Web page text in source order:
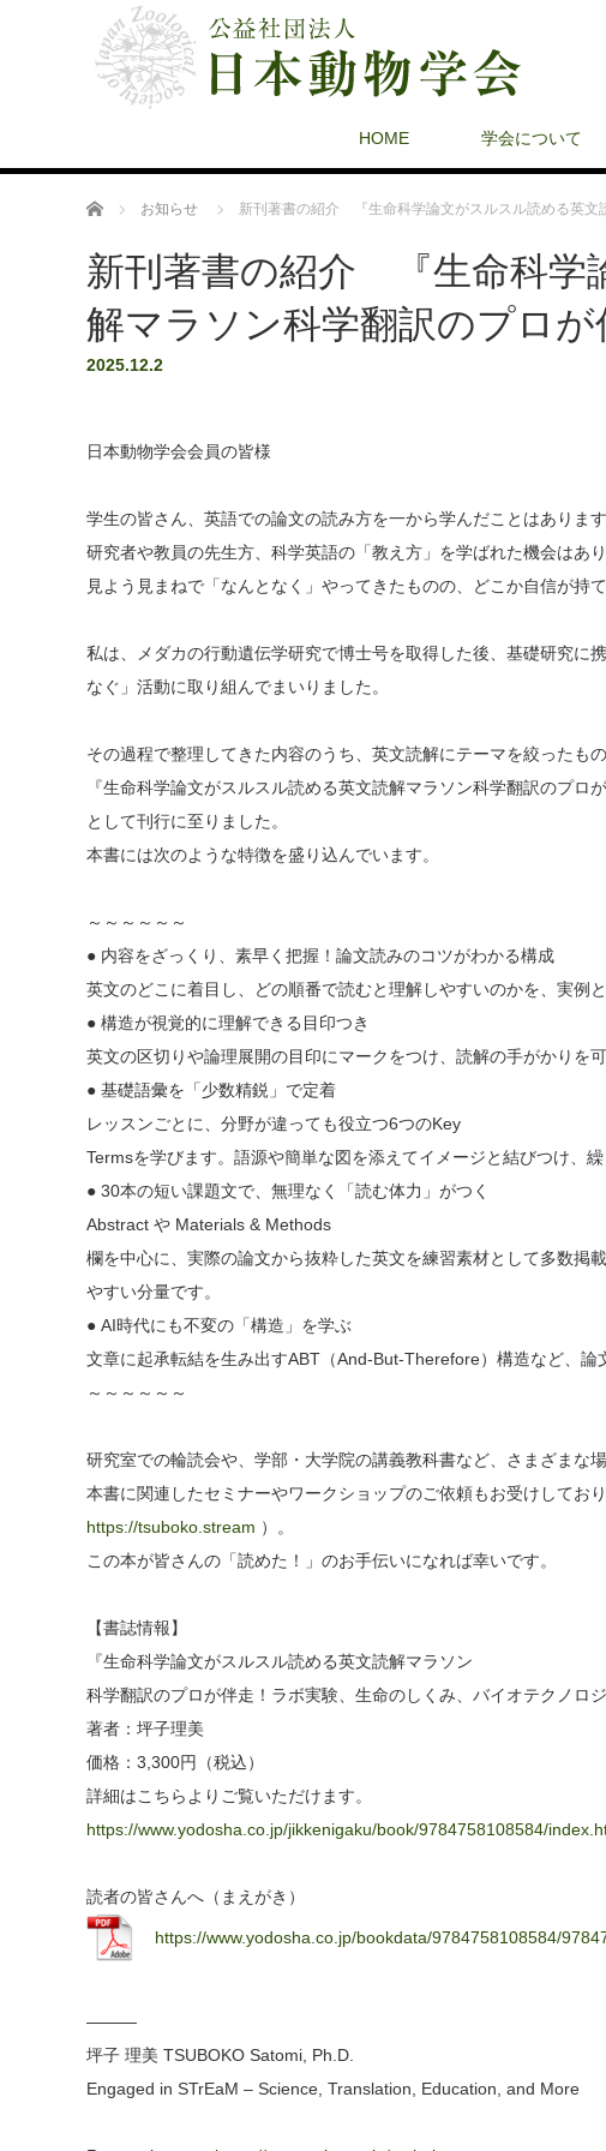
HOME 学会について
ホーム お知らせ 新刊著書の紹介 『生命科学論文がスルスル読める英文
新刊著書の紹介 『生命科学
解マラソン科学翻訳のプロが
2025.12.2
日本動物学会会員の皆様
学生の皆さん、英語での論文の読み方を一から学んだことはありま
研究者や教員の先生方、科学英語の「教え方」を学ばれた機会はあ
見よう見まねで「なんとなく」やってきたものの、どこか自信が持
私は、メダカの行動遺伝学研究で博士号を取得した後、基礎研究に
なぐ」活動に取り組んでまいりました。
その過程で整理してきた内容のうち、英文読解にテーマを絞ったも
『生命科学論文がスルスル読める英文読解マラソン科学翻訳のプロ
として刊行に至りました。
本書には次のような特徴を盛り込んでいます。
～～～～～～
● 内容をざっくり、素早く把握！論文読みのコツがわかる構成
英文のどこに着目し、どの順番で読むと理解しやすいのかを、実例
● 構造が視覚的に理解できる目印つき
英文の区切りや論理展開の目印にマークをつけ、読解の手がかりを
● 基礎語彙を「少数精鋭」で定着
レッスンごとに、分野が違っても役立つ6つのKey
Termsを学びます。語源や簡単な図を添えてイメージと結びつけ、
● 30本の短い課題文で、無理なく「読む体力」がつく
Abstract や Materials & Methods
欄を中心に、実際の論文から抜粋した英文を練習素材として多数掲
やすい分量です。
● AI時代にも不変の「構造」を学ぶ
文章に起承転結を生み出すABT（And-But-Therefore）構造など、論
～～～～～～
研究室での輪読会や、学部・大学院の講義教科書など、さまざまな
本書に関連したセミナーやワークショップのご依頼もお受けしてお
https://tsuboko.stream ）。
この本が皆さんの「読めた！」のお手伝いになれば幸いです。
【書誌情報】
『生命科学論文がスルスル読める英文読解マラソン
科学翻訳のプロが伴走！ラボ実験、生命のしくみ、バイオテクノロ
著者：坪子理美
価格：3,300円（税込）
詳細はこちらよりご覧いただけます。
https://www.yodosha.co.jp/jikkenigaku/book/9784758108584/
読者の皆さんへ（まえがき）
https://www.yodosha.co.jp/bookdata/9784758108584/
―――
坪子 理美 TSUBOKO Satomi, Ph.D.
Engaged in STrEaM – Science, Translation, Education, and More